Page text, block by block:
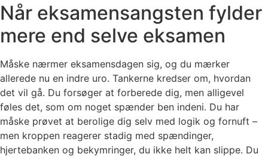
Når eksamensangsten fylder
mere end selve eksamen
Måske nærmer eksamensdagen sig, og du mærker
allerede nu en indre uro. Tankerne kredser om, hvordan
det vil gå. Du forsøger at forberede dig, men alligevel
føles det, som om noget spænder ben indeni. Du har
måske prøvet at berolige dig selv med logik og fornuft –
men kroppen reagerer stadig med spændinger,
hjertebanken og bekymringer, du ikke helt kan slippe. Du